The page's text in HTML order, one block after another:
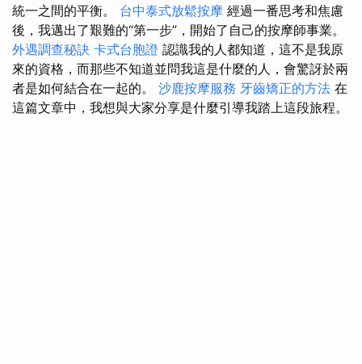
統一之間的平衡。 台中泰式放鬆按摩 經過一番思考和焦慮
後，我邁出了艱難的“第一步”，開始了自己的按摩師事業。
外遇調查秘訣 卡式台胞證 認識我的人都知道，這不是我原
來的資格，而那些不知道並問我這是什麼的人，會驚訝於兩
者是如何結合在一起的。 沙鹿按摩服務 牙齒矯正的方法 在
這篇文章中，我想與大家分享是什麼引導我踏上這段旅程。